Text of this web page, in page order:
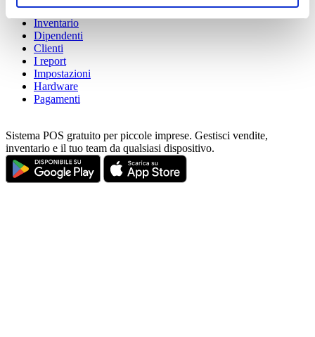
of their services. You consent to the use of cookies by
pressing the "OK" button.
Articoli
Inventario
Dipendenti
Clienti
I report
Impostazioni
Hardware
Pagamenti
Sistema POS gratuito per piccole imprese. Gestisci vendite,
inventario e il tuo team da qualsiasi dispositivo.